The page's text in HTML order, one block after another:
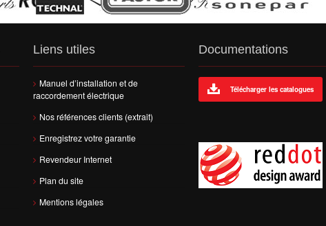
Liens utiles
Manuel d’installation et de
raccordement électrique
Nos références clients (extrait)
Enregistrez votre garantie
Revendeur Internet
Plan du site
Mentions légales
Documentations
Télécharger les catalogues